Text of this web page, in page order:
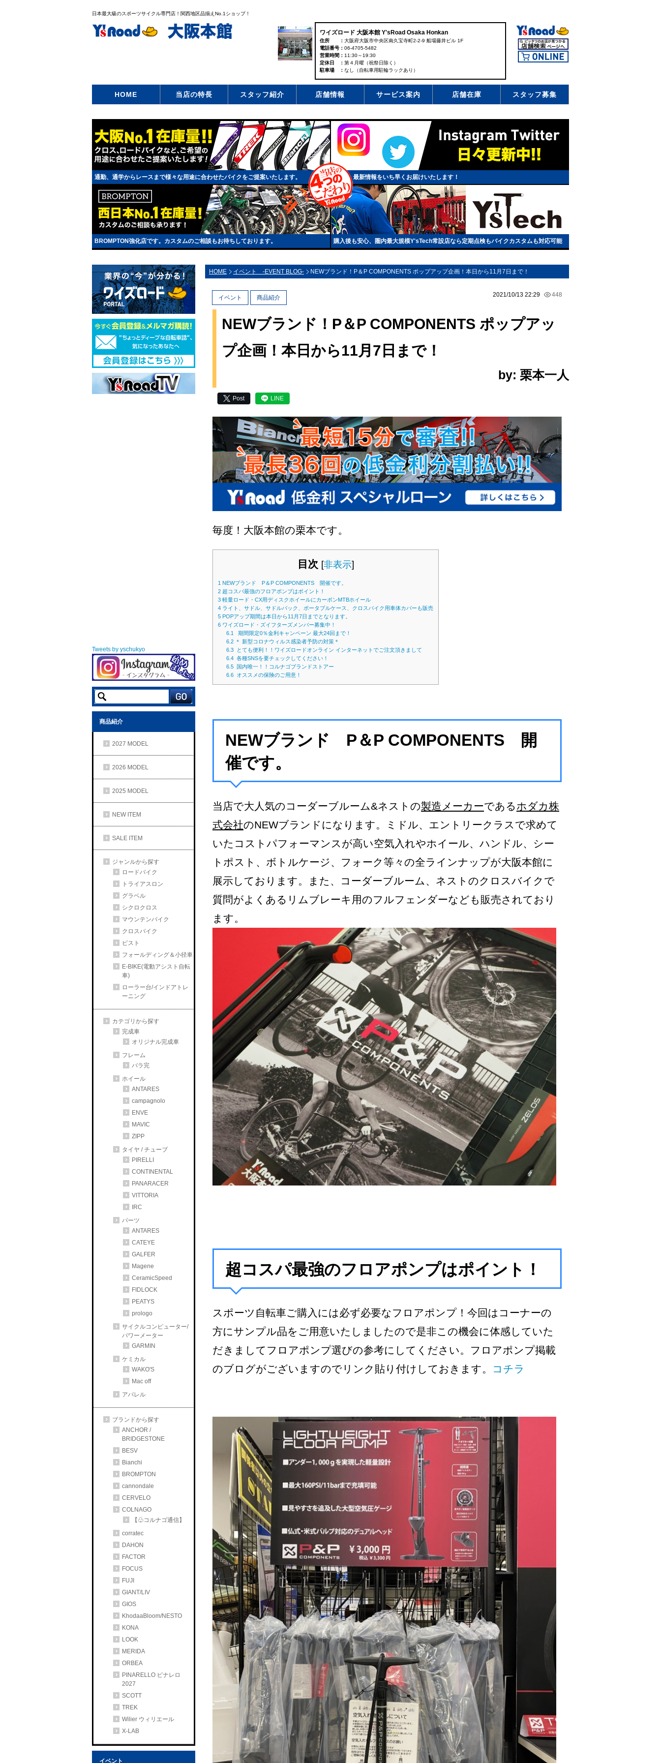
日本最大級のスポーツサイクル専門店！関西地区品揃えNo.1ショップ！
ワイズロード 大阪本館 Y'sRoad Osaka Honkan
住所
大阪府大阪市中央区南久宝寺町2-2-9 船場藤井ビル 1F
電話番号
06-4705-5482
営業時間
11:30～19:30
定休日
第４月曜（祝祭日除く）
駐車場
なし（自転車用駐輪ラックあり）
HOME 当店の特長 スタッフ紹介 店舗情報 サービス案内 店舗在庫 スタッフ募集
通勤、通学からレースまで様々な用途に合わせたバイクをご提案いたします。 最新情報をいち早くお届けいたします！
BROMPTON強化店です。カスタムのご相談もお待ちしております。 購入後も安心、圏内最大規模Y'sTech常設店なら定期点検もバイクカスタムも対応可能
Tweets by yschukyo
商品紹介
2027 MODEL
2026 MODEL
2025 MODEL
NEW ITEM
SALE ITEM
ジャンルから探す
ロードバイク
トライアスロン
グラベル
シクロクロス
マウンテンバイク
クロスバイク
ピスト
フォールディング＆小径車
E-BIKE(電動アシスト自転
車)
ローラー台/インドアトレ
ーニング
カテゴリから探す
完成車
オリジナル完成車
フレーム
バラ完
ホイール
ANTARES
campagnolo
ENVE
MAVIC
ZIPP
タイヤ / チューブ
PIRELLI
CONTINENTAL
PANARACER
VITTORIA
IRC
パーツ
ANTARES
CATEYE
GALFER
Magene
CeramicSpeed
FIDLOCK
PEATYS
prologo
サイクルコンピューター/
パワーメーター
GARMIN
ケミカル
WAKO'S
Mac off
アパレル
ブランドから探す
ANCHOR /
BRIDGESTONE
BESV
Bianchi
BROMPTON
cannondale
CERVELO
COLNAGO
【♧コルナゴ通信】
corratec
DAHON
FACTOR
FOCUS
FUJI
GIANT/LIV
GIOS
KhodaaBloom/NESTO
KONA
LOOK
MERIDA
ORBEA
PINARELLO ピナレロ
2027
SCOTT
TREK
Wilier ウィリエール
X-LAB
イベント
HOME イベント -EVENT BLOG- NEWブランド！P＆P COMPONENTS ポップアップ企画！本日から11月7日まで！
2021/10/13 22:29 448
イベント 商品紹介
NEWブランド！P＆P COMPONENTS ポップアッ
プ企画！本日から11月7日まで！
by: 栗本一人
Post LINE
毎度！大阪本館の栗本です。
目次 [非表示]
1 NEWブランド P＆P COMPONENTS 開催です。
2 超コスパ最強のフロアポンプはポイント！
3 軽量ロード・CX用ディスクホイールにカーボンMTBホイール
4 ライト、サドル、サドルバック、ポータブルケース、クロスバイク用車体カバーも販売
5 POPアップ期間は本日から11月7日までとなります。
6 ワイズロード・ズイフターズメンバー募集中！
6.1
期間限定0％金利キャンペーン 最大24回まで！
6.2 ＊ 新型コロナウィルス感染者予防の対策＊
6.3 とても便利！！ワイズロードオンライン インターネットでご注文頂きまして
6.4 各種SNSを要チェックしてください！
6.5 国内唯一！！コルナゴブランドストアー
6.6 オススメの保険のご用意！
NEWブランド P＆P COMPONENTS 開
催です。
当店で大人気のコーダーブルーム&ネストの製造メーカーであるホダカ株
式会社のNEWブランドになります。ミドル、エントリークラスで求めて
いたコストパフォーマンスが高い空気入れやホイール、ハンドル、シー
トポスト、ボトルケージ、フォーク等々の全ラインナップが大阪本館に
展示しております。また、コーダーブルーム、ネストのクロスバイクで
質問がよくあるリムブレーキ用のフルフェンダーなども販売されており
ます。
超コスパ最強のフロアポンプはポイント！
スポーツ自転車ご購入には必ず必要なフロアポンプ！今回はコーナーの
方にサンプル品をご用意いたしましたので是非この機会に体感していた
だきましてフロアポンプ選びの参考にしてください。フロアポンプ掲載
のブログがございますのでリンク貼り付けしておきます。
コチラ